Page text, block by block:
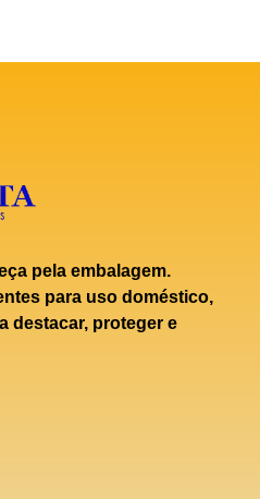
pela embalagem.
para uso doméstico,
destacar, proteger e